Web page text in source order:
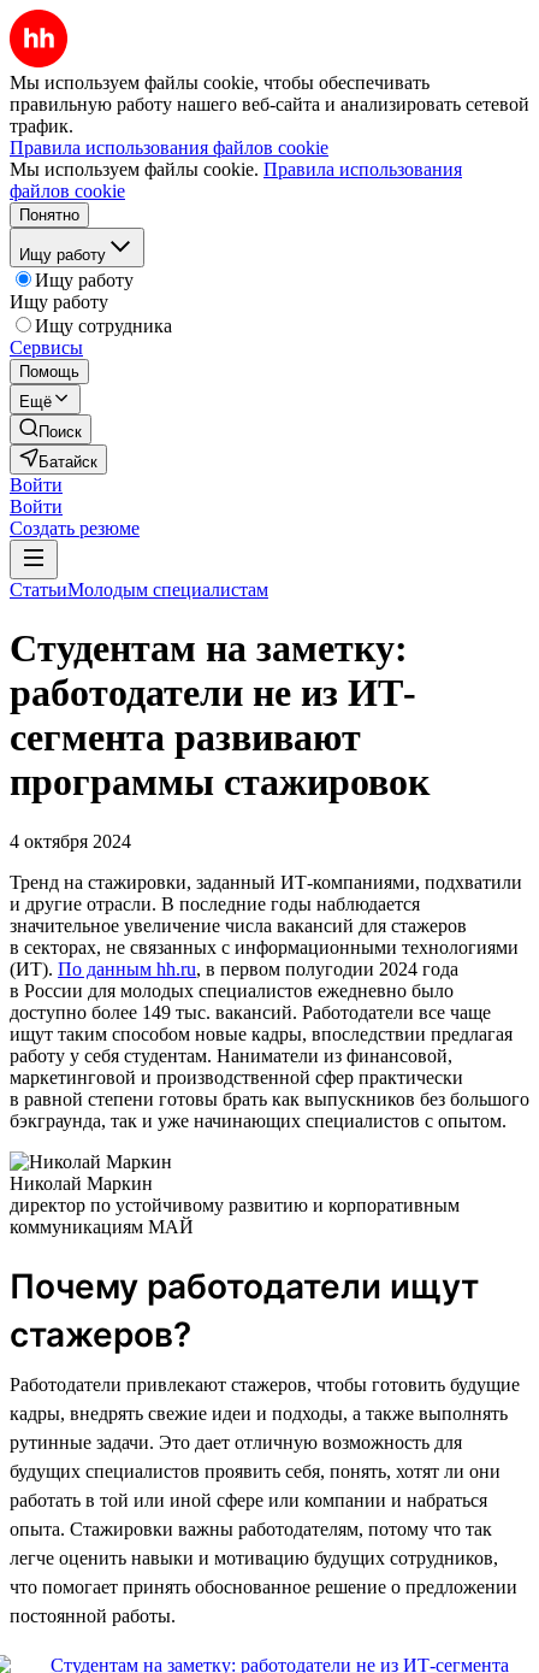
Мы используем файлы cookie, чтобы обеспечивать
правильную работу нашего веб-сайта и анализировать сетевой
трафик.
Правила использования файлов cookie
Мы используем файлы cookie. Правила использования
файлов cookie
Понятно
Ищу работу
Ищу работу
Ищу работу
Ищу сотрудника
Сервисы
Помощь
Ещё
Поиск
Батайск
Войти
Войти
Создать резюме
СтатьиМолодым специалистам
Студентам на заметку:
работодатели не из ИТ-
сегмента развивают
программы стажировок
4 октября 2024
Тренд на стажировки, заданный ИТ-компаниями, подхватили
и другие отрасли. В последние годы наблюдается
значительное увеличение числа вакансий для стажеров
в секторах, не связанных с информационными технологиями
(ИТ). По данным hh.ru, в первом полугодии 2024 года
в России для молодых специалистов ежедневно было
доступно более 149 тыс. вакансий. Работодатели все чаще
ищут таким способом новые кадры, впоследствии предлагая
работу у себя студентам. Наниматели из финансовой,
маркетинговой и производственной сфер практически
в равной степени готовы брать как выпускников без большого
бэкграунда, так и уже начинающих специалистов с опытом.
Николай Маркин
директор по устойчивому развитию и корпоративным
коммуникациям МАЙ
Почему работодатели ищут
стажеров?
Работодатели привлекают стажеров, чтобы готовить будущие
кадры, внедрять свежие идеи и подходы, а также выполнять
рутинные задачи. Это дает отличную возможность для
будущих специалистов проявить себя, понять, хотят ли они
работать в той или иной сфере или компании и набраться
опыта. Стажировки важны работодателям, потому что так
легче оценить навыки и мотивацию будущих сотрудников,
что помогает принять обоснованное решение о предложении
постоянной работы.